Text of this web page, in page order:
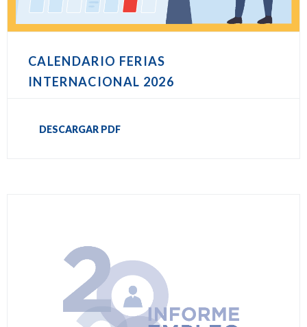
CALENDARIO FERIAS
INTERNACIONAL 2026
DESCARGAR PDF